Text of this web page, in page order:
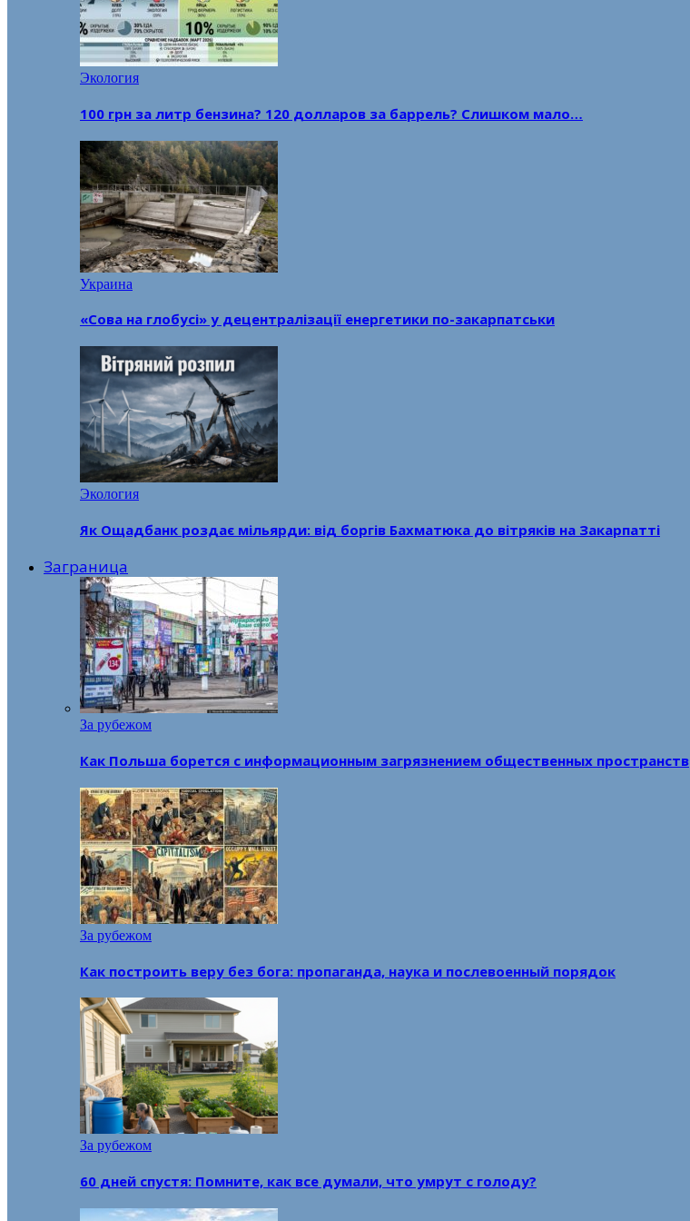
Экология
100 грн за литр бензина? 120 долларов за баррель? Слишком мало…
Украина
«Сова на глобусі» у децентралізації енергетики по-закарпатськи
Экология
Як Ощадбанк роздає мільярди: від боргів Бахматюка до вітряків на Закарпатті
Заграница
За рубежом
Как Польша борется с информационным загрязнением общественных пространств
За рубежом
Как построить веру без бога: пропаганда, наука и послевоенный порядок
За рубежом
60 дней спустя: Помните, как все думали, что умрут с голоду?